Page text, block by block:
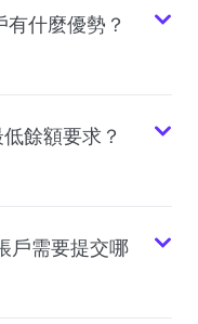
什麼優勢？
餘額要求？
戶需要提交哪